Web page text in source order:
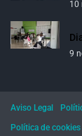
10
9
Aviso Legal
Política de cookies